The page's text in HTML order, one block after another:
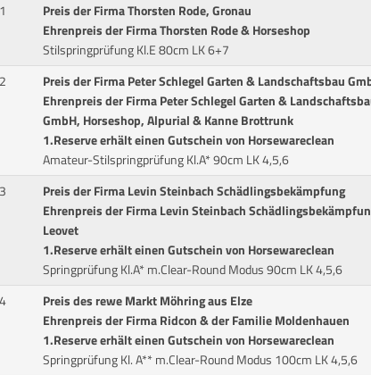
Preis der Firma Thorsten Rode, Gronau
Ehrenpreis der Firma Thorsten Rode & Horseshop
Stilspringprüfung Kl.E 80cm LK 6+7
Preis der Firma Peter Schlegel Garten & Landschaftsbau
Ehrenpreis der Firma Peter Schlegel Garten &
GmbH, Horseshop, Alpurial & Kanne Brottrunk
1.Reserve erhält einen Gutschein von Horsewareclean
Amateur-Stilspringprüfung Kl.A* 90cm LK 4,5,6
Preis der Firma Levin Steinbach Schädlingsbekämpfung
Ehrenpreis der Firma Levin Steinbach
Leovet
1.Reserve erhält einen Gutschein von Horsewareclean
Springprüfung Kl.A* m.Clear-Round Modus 90cm LK 4,5,6
Preis des rewe Markt Möhring aus Elze
Ehrenpreis der Firma Ridcon & der Familie Moldenhauen
1.Reserve erhält einen Gutschein von Horsewareclean
Springprüfung Kl. A** m.Clear-Round Modus 100cm LK 4,5,6